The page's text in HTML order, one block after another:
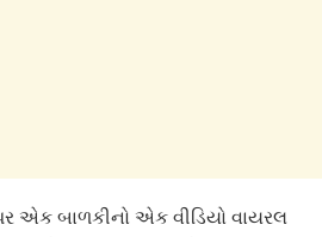
એક બાળકીનો એક વીડિયો વાયરલ